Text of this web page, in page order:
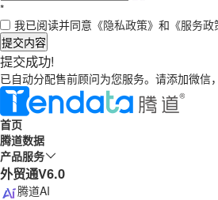
*
我已阅读并同意 《隐私政策》 和 《服务政
提交内容
提交成功!
已自动分配售前顾问为您服务。请添加微信
首页
腾道数据
产品服务
外贸通V6.0
腾道AI